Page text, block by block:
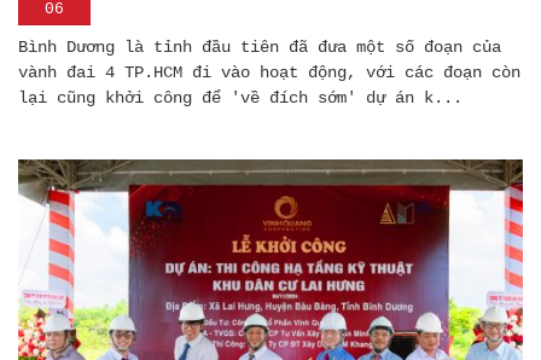
06
Bình Dương là tỉnh đầu tiên đã đưa một số đoạn của
vành đai 4 TP.HCM đi vào hoạt động, với các đoạn còn
lại cũng khởi công để 'về đích sớm' dự án k...